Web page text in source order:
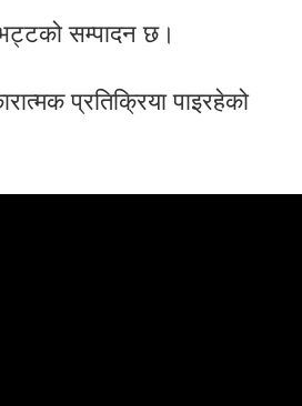
सम्पादन छ।
प्रतिक्रिया पाइरहेको